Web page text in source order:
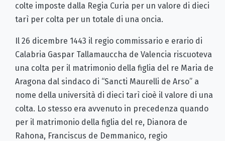
colte imposte dalla Regia Curia per un valore di dieci
tarì per colta per un totale di una oncia.
Il 26 dicembre 1443 il regio commissario e erario di
Calabria Gaspar Tallamauccha de Valencia riscuoteva
una colta per il matrimonio della figlia del re Maria de
Aragona dal sindaco di “Sancti Maurelli de Arso” a
nome della università di dieci tarì cioè il valore di una
colta. Lo stesso era avvenuto in precedenza quando
per il matrimonio della figlia del re, Dianora de
Rahona, Franciscus de Demmanico, regio